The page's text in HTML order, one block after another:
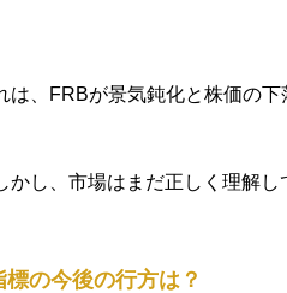
、FRBが景気鈍化と株価の下
し、市場はまだ正しく理解し
の今後の行方は？